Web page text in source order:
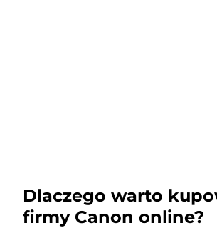
Dlaczego warto
firmy Canon online?